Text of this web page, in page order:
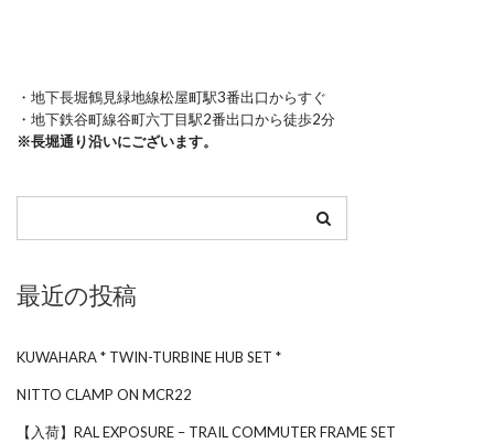
・地下長堀鶴見緑地線松屋町駅3番出口からすぐ
・地下鉄谷町線谷町六丁目駅2番出口から徒歩2分
※長堀通り沿いにございます。
最近の投稿
KUWAHARA * TWIN-TURBINE HUB SET *
NITTO CLAMP ON MCR22
【入荷】RAL EXPOSURE – TRAIL COMMUTER FRAME SET